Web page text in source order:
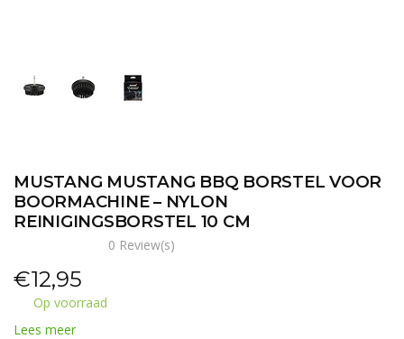
MUSTANG MUSTANG BBQ BORSTEL VOOR
BOORMACHINE – NYLON
REINIGINGSBORSTEL 10 CM
0 Review(s)
€12,95
Op voorraad
Lees meer